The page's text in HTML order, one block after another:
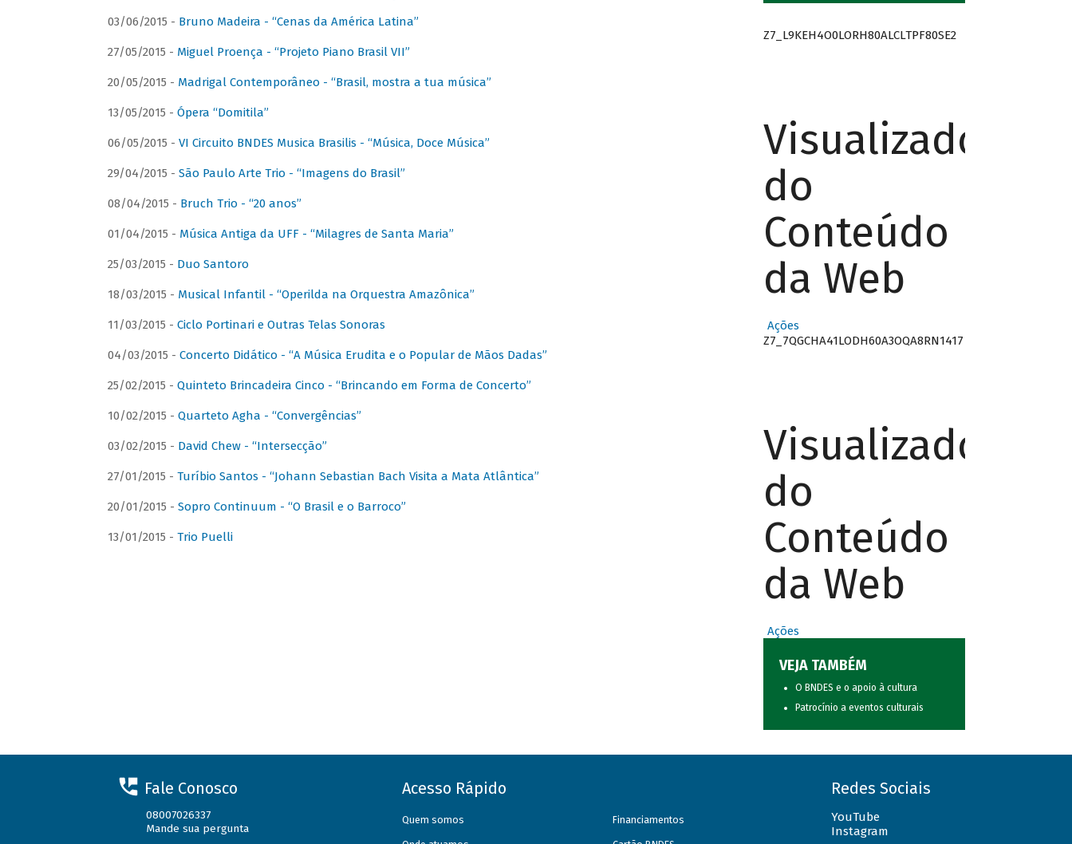
03/06/2015 - Bruno Madeira - “Cenas da América Latina”
27/05/2015 - Miguel Proença - “Projeto Piano Brasil VII”
20/05/2015 - Madrigal Contemporâneo - “Brasil, mostra a tua música”
13/05/2015 - Ópera “Domitila”
06/05/2015 - VI Circuito BNDES Musica Brasilis - “Música, Doce Música”
29/04/2015 - São Paulo Arte Trio - “Imagens do Brasil”
08/04/2015 - Bruch Trio - “20 anos”
01/04/2015 - Música Antiga da UFF - “Milagres de Santa Maria”
25/03/2015 - Duo Santoro
18/03/2015 - Musical Infantil - “Operilda na Orquestra Amazônica”
11/03/2015 - Ciclo Portinari e Outras Telas Sonoras
04/03/2015 - Concerto Didático - “A Música Erudita e o Popular de Mãos Dadas”
25/02/2015 - Quinteto Brincadeira Cinco - “Brincando em Forma de Concerto”
10/02/2015 - Quarteto Agha - “Convergências”
03/02/2015 - David Chew - “Intersecção”
27/01/2015 - Turíbio Santos - “Johann Sebastian Bach Visita a Mata Atlântica”
20/01/2015 - Sopro Continuum - “O Brasil e o Barroco”
13/01/2015 - Trio Puelli
Z7_L9KEH4O0LORH80ALCLTPF80SE2
Visualizador
do
Conteúdo
da Web
Ações
Z7_7QGCHA41LODH60A3OQA8RN1417
Visualizador
do
Conteúdo
da Web
Ações
VEJA TAMBÉM
O BNDES e o apoio à cultura
Patrocínio a eventos culturais
Fale Conosco
08007026337
Mande sua pergunta
Acesso Rápido
Quem somos Financiamentos
Redes Sociais
YouTube
Instagram